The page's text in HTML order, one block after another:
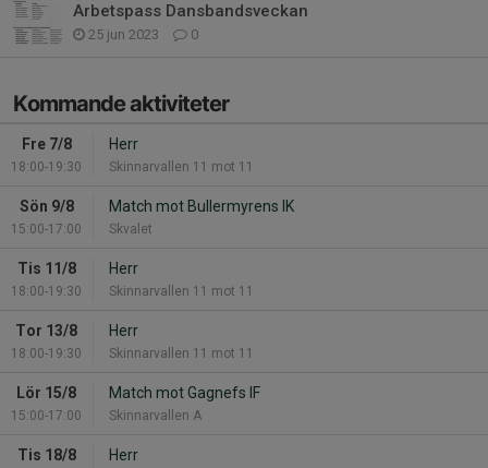
Arbetspass Dansbandsveckan
25 jun 2023 0
Kommande aktiviteter
Fre 7/8
18:00-19:30
Herr
Skinnarvallen 11 mot 11
Sön 9/8
15:00-17:00
Match mot Bullermyrens IK
Skvalet
Tis 11/8
18:00-19:30
Herr
Skinnarvallen 11 mot 11
Tor 13/8
18:00-19:30
Herr
Skinnarvallen 11 mot 11
Lör 15/8
15:00-17:00
Match mot Gagnefs IF
Skinnarvallen A
Tis 18/8 Herr